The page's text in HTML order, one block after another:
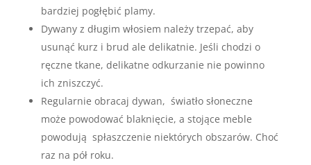
bardziej pogłębić plamy.
Dywany z długim włosiem należy trzepać, aby
usunąć kurz i brud ale delikatnie. Jeśli chodzi o
ręczne tkane, delikatne odkurzanie nie powinno
ich zniszczyć.
Regularnie obracaj dywan, światło słoneczne
może powodować blaknięcie, a stojące meble
powodują spłaszczenie niektórych obszarów. Choć
raz na pół roku.